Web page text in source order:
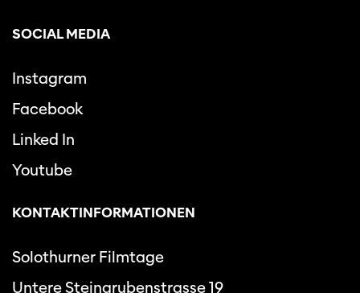
SOCIAL MEDIA
Instagram
Facebook
Linked In
Youtube
KONTAKTINFORMATIONEN
Solothurner Filmtage
Untere Steingrubenstrasse 19